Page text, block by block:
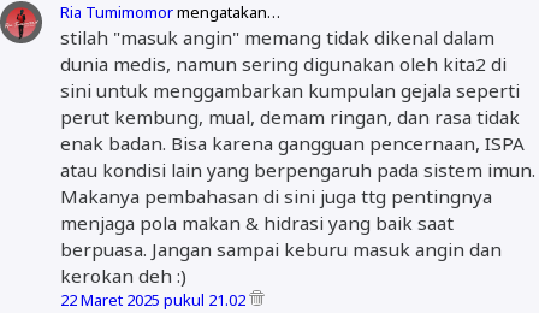
Ria Tumimomormengatakan…
stilah "masuk angin" memang tidak dikenal dalam
dunia medis, namun sering digunakan oleh kita2 di
sini untuk menggambarkan kumpulan gejala seperti
perut kembung, mual, demam ringan, dan rasa tidak
enak badan. Bisa karena gangguan pencernaan, ISPA
atau kondisi lain yang berpengaruh pada sistem imun.
Makanya pembahasan di sini juga ttg pentingnya
menjaga pola makan & hidrasi yang baik saat
berpuasa. Jangan sampai keburu masuk angin dan
kerokan deh :)
22 Maret 2025 pukul 21.02